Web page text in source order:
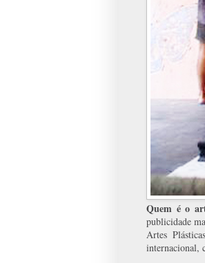
Quem é o
publicidade
Artes
internacional,